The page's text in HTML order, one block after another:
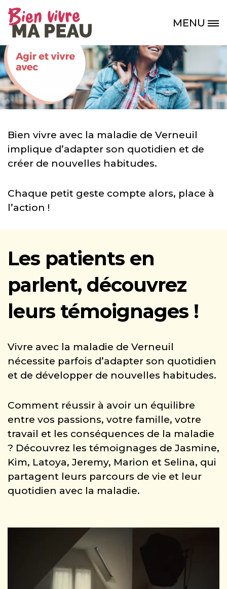
Site Logo MENU
Bien vivre avec la maladie de Verneuil
implique d’adapter son quotidien et de
créer de nouvelles habitudes.
Chaque petit geste compte alors, place à
l’action !
Les patients en
parlent, découvrez
leurs témoignages !
Vivre avec la maladie de Verneuil
nécessite parfois d’adapter son quotidien
et de développer de nouvelles habitudes.
Comment réussir à avoir un équilibre
entre vos passions, votre famille, votre
travail et les conséquences de la maladie
? Découvrez les témoignages de Jasmine,
Kim, Latoya, Jeremy, Marion et Selina, qui
partagent leurs parcours de vie et leur
quotidien avec la maladie.